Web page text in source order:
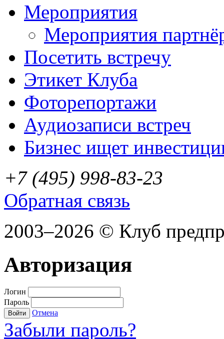
Мероприятия
Мероприятия
Посетить встречу
Этикет Клуба
Фоторепортажи
Аудиозаписи встреч
Бизнес ищет
+7 (495) 998-83-23
Обратная связь
2003–2026 © Клуб
Авторизация
Логин
Пароль
Войти Отмена
Забыли пароль?